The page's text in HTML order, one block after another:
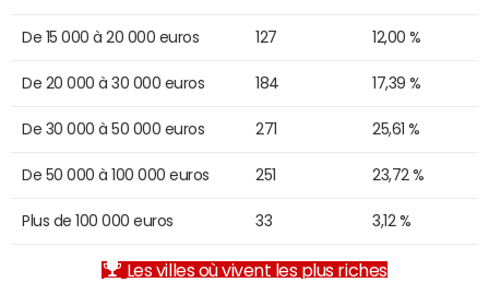
De 15 000 à 20 000 euros 127 12,00 %
De 20 000 à 30 000 euros 184 17,39 %
De 30 000 à 50 000 euros 271 25,61 %
De 50 000 à 100 000 euros 251 23,72 %
Plus de 100 000 euros 33 3,12 %
Les villes où vivent les plus riches